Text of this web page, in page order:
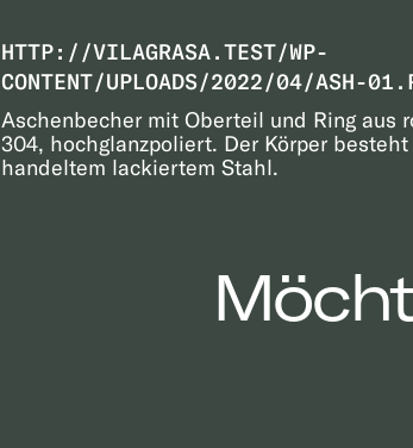
HTTP://VILAGRASA.TEST/WP-
CONTENT/UPLOADS/2022/04/ASH-
Aschenbecher mit Oberteil und Ring aus
304, hochglanzpoliert. Der Körper
handeltem lackiertem Stahl.